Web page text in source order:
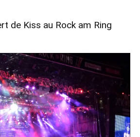
de Kiss au Rock am Ring